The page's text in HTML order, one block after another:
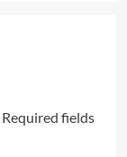
Required fields